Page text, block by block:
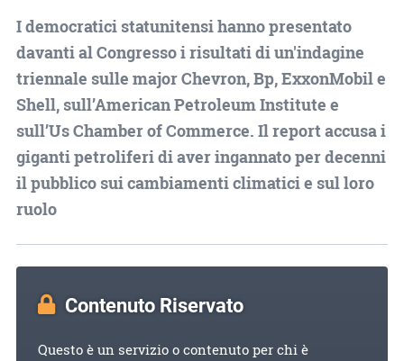
I democratici statunitensi hanno presentato
davanti al Congresso i risultati di un'indagine
triennale sulle major Chevron, Bp, ExxonMobil e
Shell, sull’American Petroleum Institute e
sull’Us Chamber of Commerce. Il report accusa i
giganti petroliferi di aver ingannato per decenni
il pubblico sui cambiamenti climatici e sul loro
ruolo
Contenuto Riservato
Questo è un servizio o contenuto per chi è